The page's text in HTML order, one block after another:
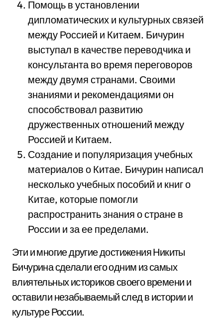
Помощь в установлении
дипломатических и культурных связей
между Россией и Китаем. Бичурин
выступал в качестве переводчика и
консультанта во время переговоров
между двумя странами. Своими
знаниями и рекомендациями он
способствовал развитию
дружественных отношений между
Россией и Китаем.
Создание и популяризация учебных
материалов о Китае. Бичурин написал
несколько учебных пособий и книг о
Китае, которые помогли
распространить знания о стране в
России и за ее пределами.
Эти и многие другие достижения Никиты
Бичурина сделали его одним из самых
влиятельных историков своего времени и
оставили незабываемый след в истории и
культуре России.